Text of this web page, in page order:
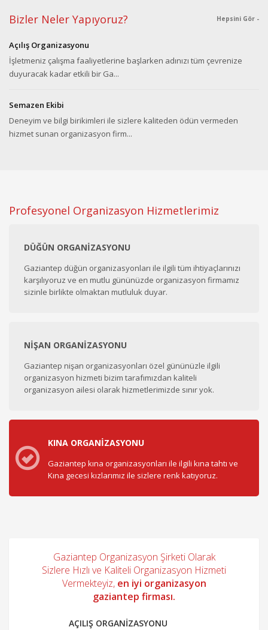
Bizler Neler Yapıyoruz? Hepsini Gör -
Açılış Organizasyonu
İşletmeniz çalışma faaliyetlerine başlarken adınızı tüm çevrenize
duyuracak kadar etkili bir Ga...
Semazen Ekibi
Deneyim ve bilgi birikimleri ile sizlere kaliteden ödün vermeden
hizmet sunan organizasyon firm...
Profesyonel Organizasyon Hizmetlerimiz
DÜĞÜN ORGANIZASYONU
Gaziantep düğün organizasyonları ile ilgili tüm ihtiyaçlarınızı
karşılıyoruz ve en mutlu gününüzde organizasyon firmamız
sizinle birlikte olmaktan mutluluk duyar.
NIŞAN ORGANIZASYONU
Gaziantep nişan organizasyonları özel gününüzle ilgili
organizasyon hizmeti bizim tarafımızdan kaliteli
organizasyon ailesi olarak hizmetlerimizde sınır yok.
KINA ORGANIZASYONU
Gaziantep kına organizasyonları ile ilgili kına tahtı ve
Kına gecesi kızlarımız ile sizlere renk katıyoruz.
Gaziantep Organizasyon Şirketi Olarak
Sizlere Hızlı ve Kaliteli Organizasyon Hizmeti
Vermekteyiz, en iyi organizasyon
gaziantep firması.
AÇILIŞ ORGANIZASYONU